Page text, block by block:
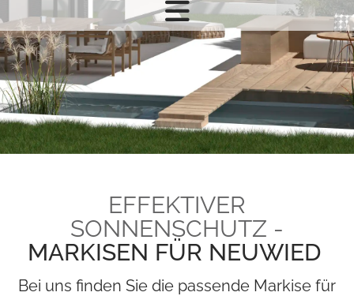
EFFEKTIVER
SONNENSCHUTZ -
MARKISEN FÜR NEUWIED
Bei uns finden Sie die passende Markise für